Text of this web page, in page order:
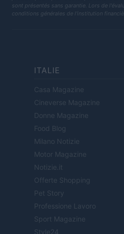
sont présentés sans garantie. Lors de
conditions générales de l'institution
ITALIE
Casa Magazine
Cineverse Magazine
Donne Magazine
Food Blog
Milano Notizie
Motor Magazine
Notizie.it
Offerte Shopping
Pet Story
Professione Lavoro
Sport Magazine
Style24